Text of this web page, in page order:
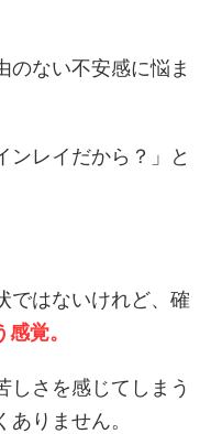
のない不安感に悩ま
ンレイだから？」と
ではないけれど、確
覚。
しさを感じてしまう
りません。